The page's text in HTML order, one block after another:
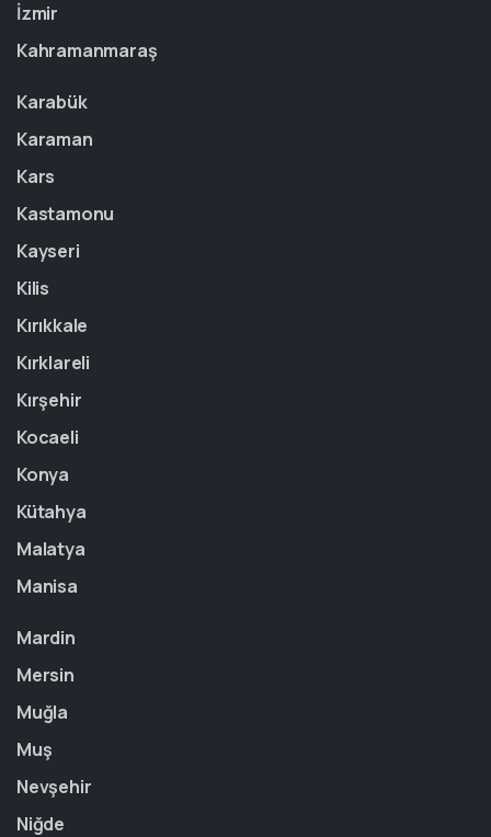
İzmir
Kahramanmaraş
Karabük
Karaman
Kars
Kastamonu
Kayseri
Kilis
Kırıkkale
Kırklareli
Kırşehir
Kocaeli
Konya
Kütahya
Malatya
Manisa
Mardin
Mersin
Muğla
Muş
Nevşehir
Niğde